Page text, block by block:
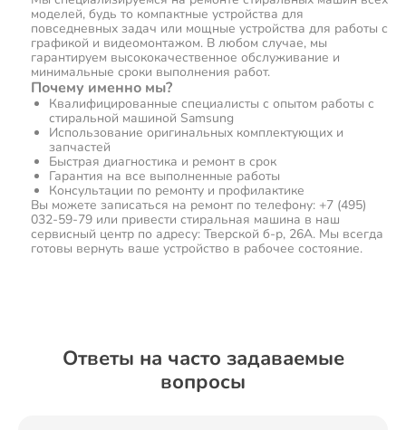
моделей, будь то компактные устройства для
повседневных задач или мощные устройства для работы с
графикой и видеомонтажом. В любом случае, мы
гарантируем высококачественное обслуживание и
минимальные сроки выполнения работ.
Почему именно мы?
Квалифицированные специалисты с опытом работы с
стиральной машиной Samsung
Использование оригинальных комплектующих и
запчастей
Быстрая диагностика и ремонт в срок
Гарантия на все выполненные работы
Консультации по ремонту и профилактике
Вы можете записаться на ремонт по телефону: +7 (495)
032-59-79 или привести стиральная машина в наш
сервисный центр по адресу: Тверской б-р, 26А. Мы всегда
готовы вернуть ваше устройство в рабочее состояние.
Ответы на часто задаваемые
вопросы